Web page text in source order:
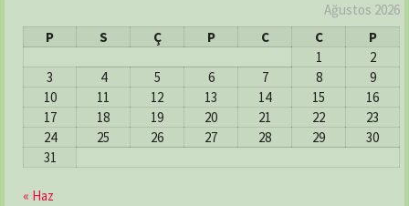
Ağustos 2026
P
S Ç P C C
P
1
2
3
4 5 6 7 8
9
10
11 12 13 14 15
16
17
18 19 20 21 22
23
24
25 26 27 28 29
30
31
« Haz